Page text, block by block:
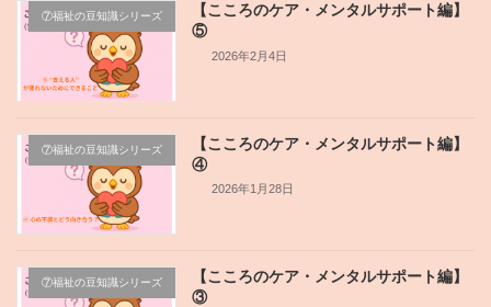
⑦福祉の豆知識シリーズ
【こころのケア・メンタルサポート編】
⑤
2026年2月4日
⑦福祉の豆知識シリーズ
【こころのケア・メンタルサポート編】
④
2026年1月28日
⑦福祉の豆知識シリーズ
【こころのケア・メンタルサポート編】
③